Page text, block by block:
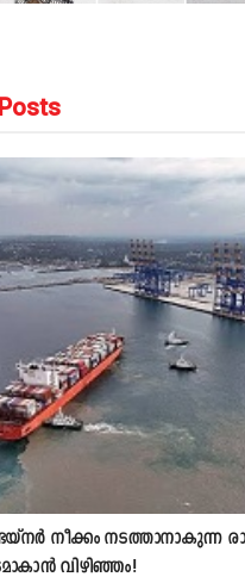
Posts
നീക്കം നടത്താനാകുന്ന
വിഴിഞ്ഞം!